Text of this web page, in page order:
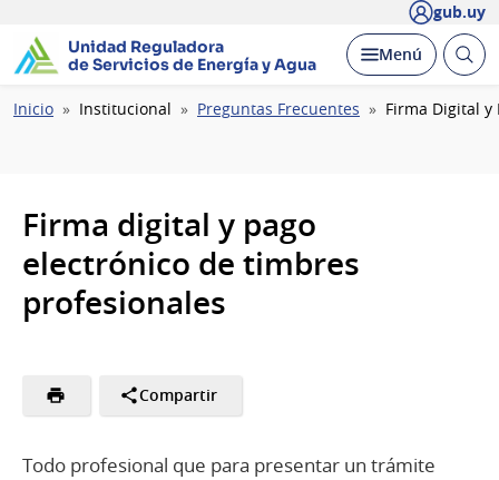
gub.uy
Unidad Reguladora
de Servicios de Energía y Agua
Desplegar
Menú Abrir
Ruta
Inicio Institucional Preguntas Frecuentes Firma Digital y
Firma digital y pago
electrónico de timbres
profesionales
Compartir
Todo profesional que para presentar un trámite